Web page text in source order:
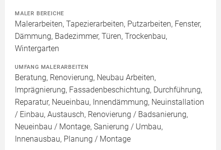
MALER BEREICHE
Malerarbeiten, Tapezierarbeiten, Putzarbeiten, Fenster,
Dämmung, Badezimmer, Türen, Trockenbau,
Wintergarten
UMFANG MALERARBEITEN
Beratung, Renovierung, Neubau Arbeiten,
Imprägnierung, Fassadenbeschichtung, Durchführung,
Reparatur, Neueinbau, Innendämmung, Neuinstallation
/ Einbau, Austausch, Renovierung / Badsanierung,
Neueinbau / Montage, Sanierung / Umbau,
Innenausbau, Planung / Montage